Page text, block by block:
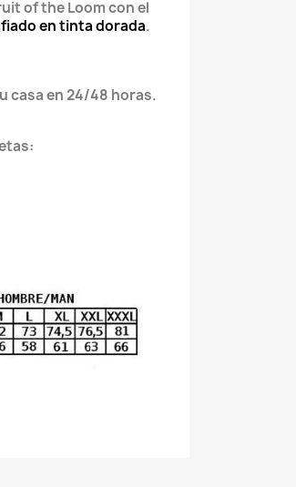
of the Loom con el
en tinta dorada.
casa en 24/48 horas.